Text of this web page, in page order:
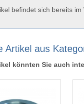
befindet sich bereits
Artikel aus
könnten Sie auch